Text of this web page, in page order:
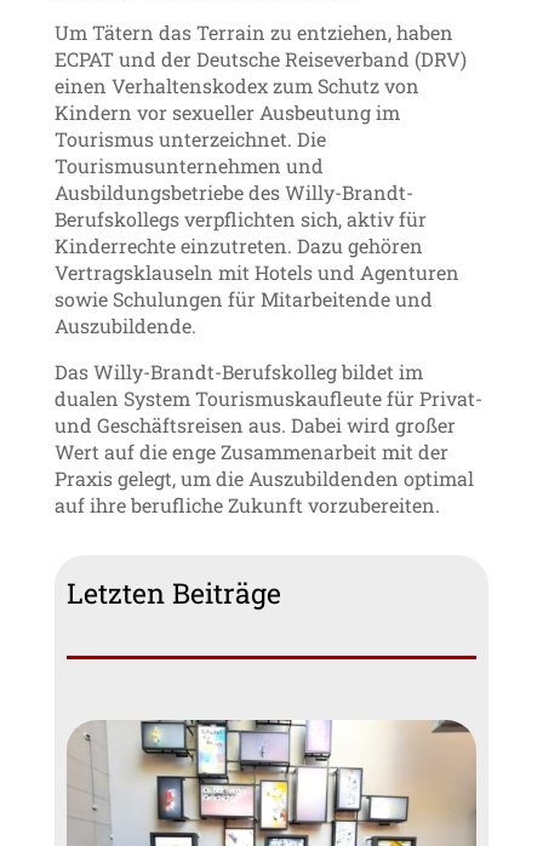
Um Tätern das Terrain zu entziehen, haben
ECPAT und der Deutsche Reiseverband (DRV)
einen Verhaltenskodex zum Schutz von
Kindern vor sexueller Ausbeutung im
Tourismus unterzeichnet. Die
Tourismusunternehmen und
Ausbildungsbetriebe des Willy-Brandt-
Berufskollegs verpflichten sich, aktiv für
Kinderrechte einzutreten. Dazu gehören
Vertragsklauseln mit Hotels und Agenturen
sowie Schulungen für Mitarbeitende und
Auszubildende.
Das Willy-Brandt-Berufskolleg bildet im
dualen System Tourismuskaufleute für Privat-
und Geschäftsreisen aus. Dabei wird großer
Wert auf die enge Zusammenarbeit mit der
Praxis gelegt, um die Auszubildenden optimal
auf ihre berufliche Zukunft vorzubereiten.
Letzten Beiträge